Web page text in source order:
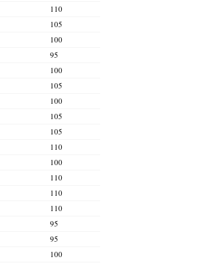
110
105
100
95
100
105
100
105
105
110
100
110
110
110
95
95
100